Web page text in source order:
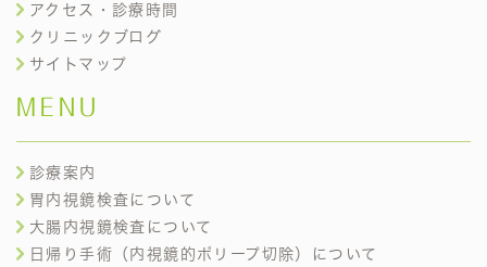
アクセス・診療時間
クリニックブログ
サイトマップ
MENU
診療案内
胃内視鏡検査について
大腸内視鏡検査について
日帰り手術（内視鏡的ポリープ切除）について